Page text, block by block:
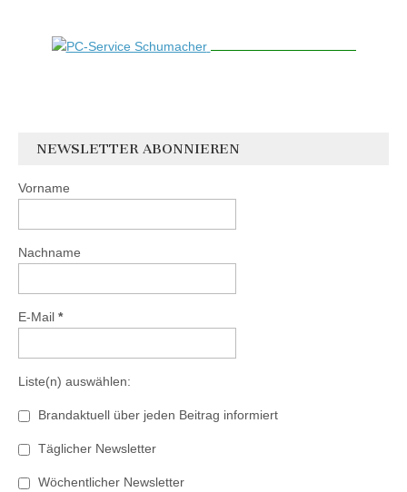
NEWSLETTER ABONNIEREN
Vorname
Nachname
E-Mail *
Liste(n) auswählen:
Brandaktuell über jeden Beitrag informiert
Täglicher Newsletter
Wöchentlicher Newsletter